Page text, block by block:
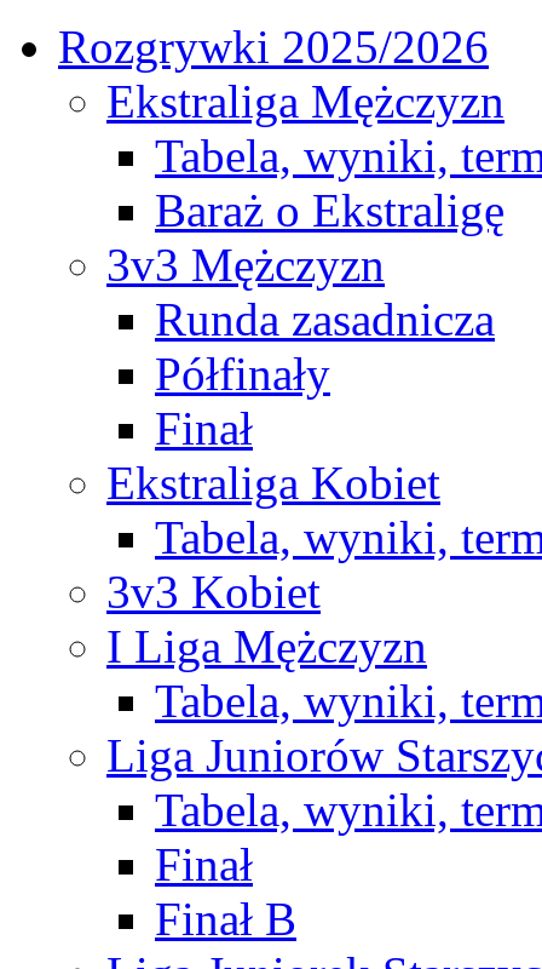
Rozgrywki 2025/2026
Ekstraliga Mężczyzn
Tabela, wyniki,
Baraż o Ekstraligę
3v3 Mężczyzn
Runda zasadnicza
Półfinały
Finał
Ekstraliga Kobiet
Tabela, wyniki,
3v3 Kobiet
I Liga Mężczyzn
Tabela, wyniki,
Liga Juniorów
Tabela, wyniki,
Finał
Finał B